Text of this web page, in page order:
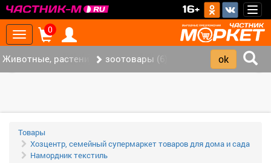
16+
Toggle
navigation
0
Животные, растения (10)зоотовары (6)
Товары
Хозцентр, семейный супермаркет товаров для дома и сада
Намордник текстиль
‹ ›